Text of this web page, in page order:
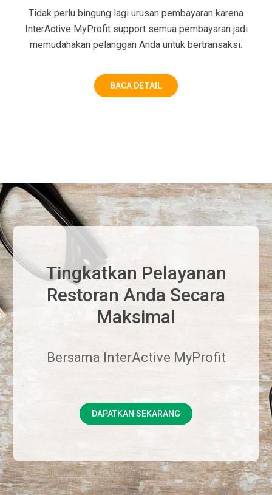
Tidak perlu bingung lagi urusan pembayaran karena
InterActive MyProfit support semua pembayaran jadi
memudahakan pelanggan Anda untuk bertransaksi.
BACA DETAIL
Tingkatkan Pelayanan
Restoran Anda Secara
Maksimal
Bersama InterActive MyProfit
DAPATKAN SEKARANG